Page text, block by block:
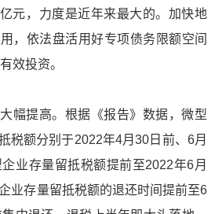
元，力度是近年来最大的。加快地
，依法盘活用好专项债务限额空间
效投资。
幅提高。根据《报告》数据，微型
税额分别于2022年4月30日前、6月
业存量留抵税额提前至2022年6月
业存量留抵税额的退还时间提前至6